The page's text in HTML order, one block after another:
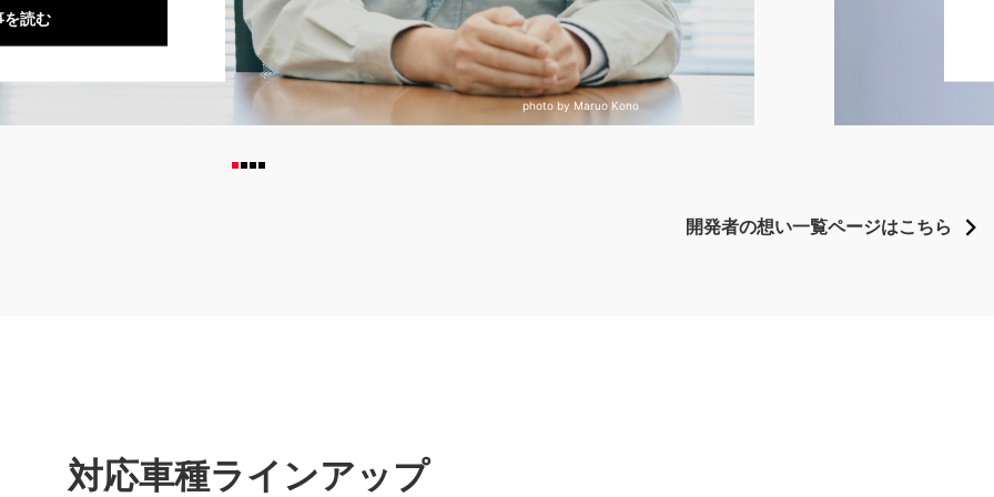
を読む
photo by Maruo Kono
開発者の想い一覧ページはこちら
対応車種ラインアップ